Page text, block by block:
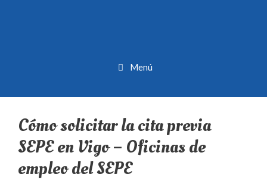
Menú
Cómo solicitar la cita previa
SEPE en Vigo – Oficinas de
empleo del SEPE